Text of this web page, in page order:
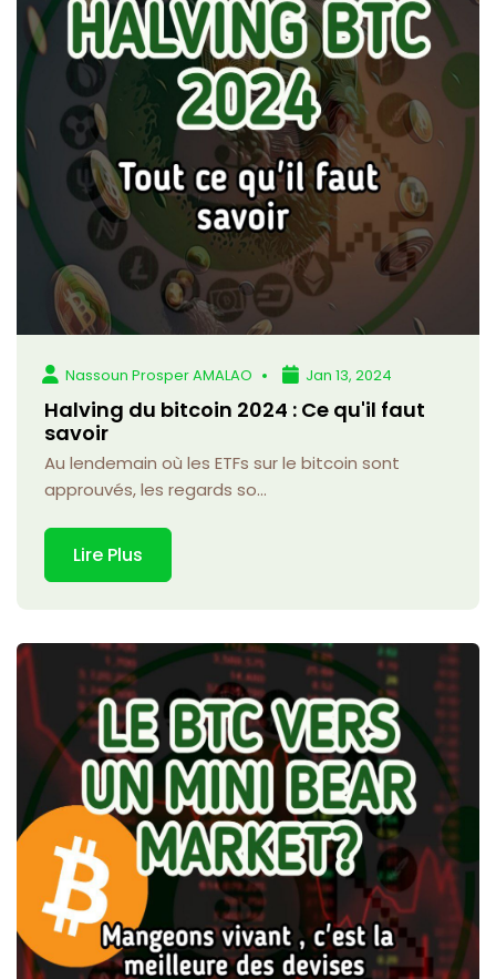
Nassoun Prosper AMALAO Jan 13, 2024
Halving du bitcoin 2024 : Ce qu'il faut
savoir
Au lendemain où les ETFs sur le bitcoin sont
approuvés, les regards so...
Lire Plus